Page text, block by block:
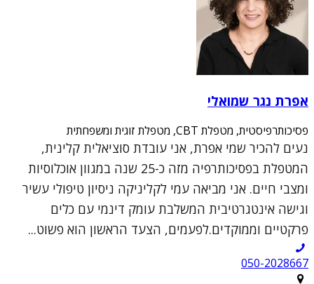
אפרת נגר שמואלי
פסיכותרפיסטית, מטפלת CBT, מטפלת זוגית ומשפחתית
נעים להכיר שמי אפרת, אני עובדת סוציאלית קלינית,
המטפלת בפסיכותרפיה מזה כ-25 שנה במגוון אוכלוסיות
ומצבי חיים. אני מביאה עמי לקליניקה ניסיון טיפולי עשיר
וגישה אינטגרטיבית המשלבת עומק דינמי עם כלים
פרקטיים וממוקדים.לפעמים, הצעד הראשון הוא פשוט...
050-2028667